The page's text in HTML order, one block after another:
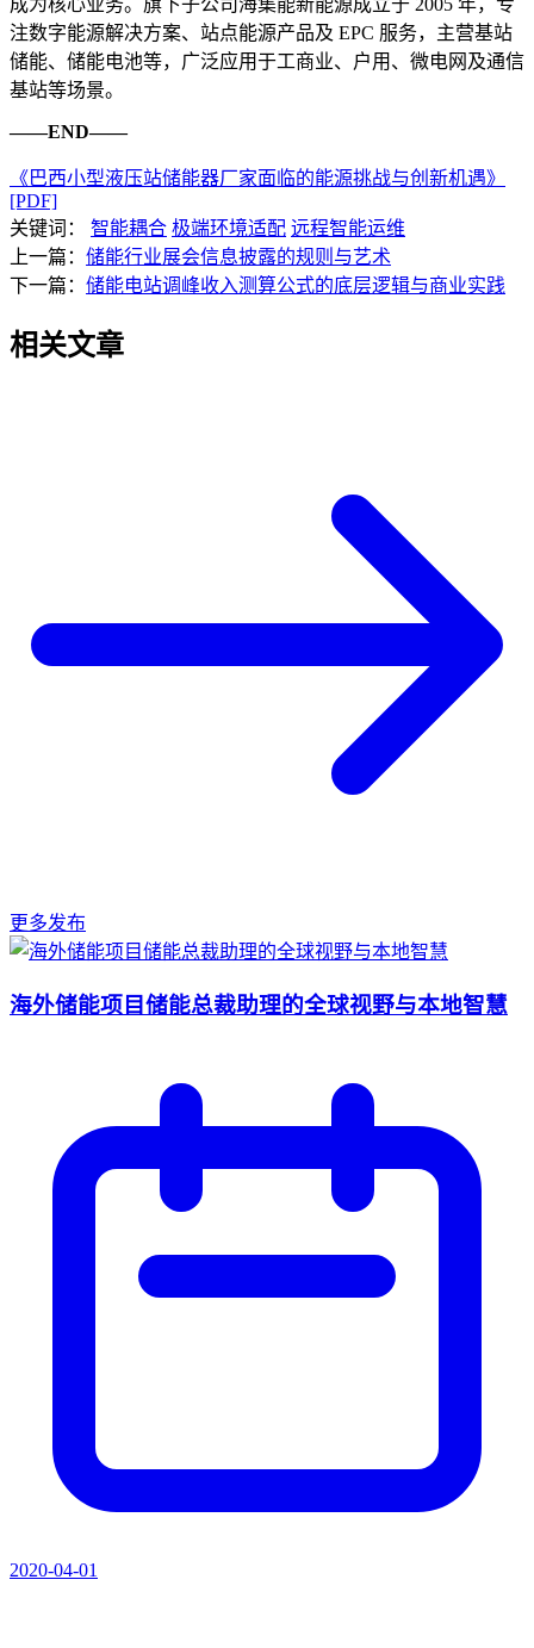
成为核心业务。旗下子公司海集能新能源成立于 2005 年，专
注数字能源解决方案、站点能源产品及 EPC 服务，主营基站
储能、储能电池等，广泛应用于工商业、户用、微电网及通信
基站等场景。
——END——
《巴西小型液压站储能器厂家面临的能源挑战与创新机遇》
[PDF]
关键词： 智能耦合 极端环境适配 远程智能运维
上一篇： 储能行业展会信息披露的规则与艺术
下一篇： 储能电站调峰收入测算公式的底层逻辑与商业实践
相关文章
更多发布
海外储能项目储能总裁助理的全球视野与本地智慧
2020-04-01